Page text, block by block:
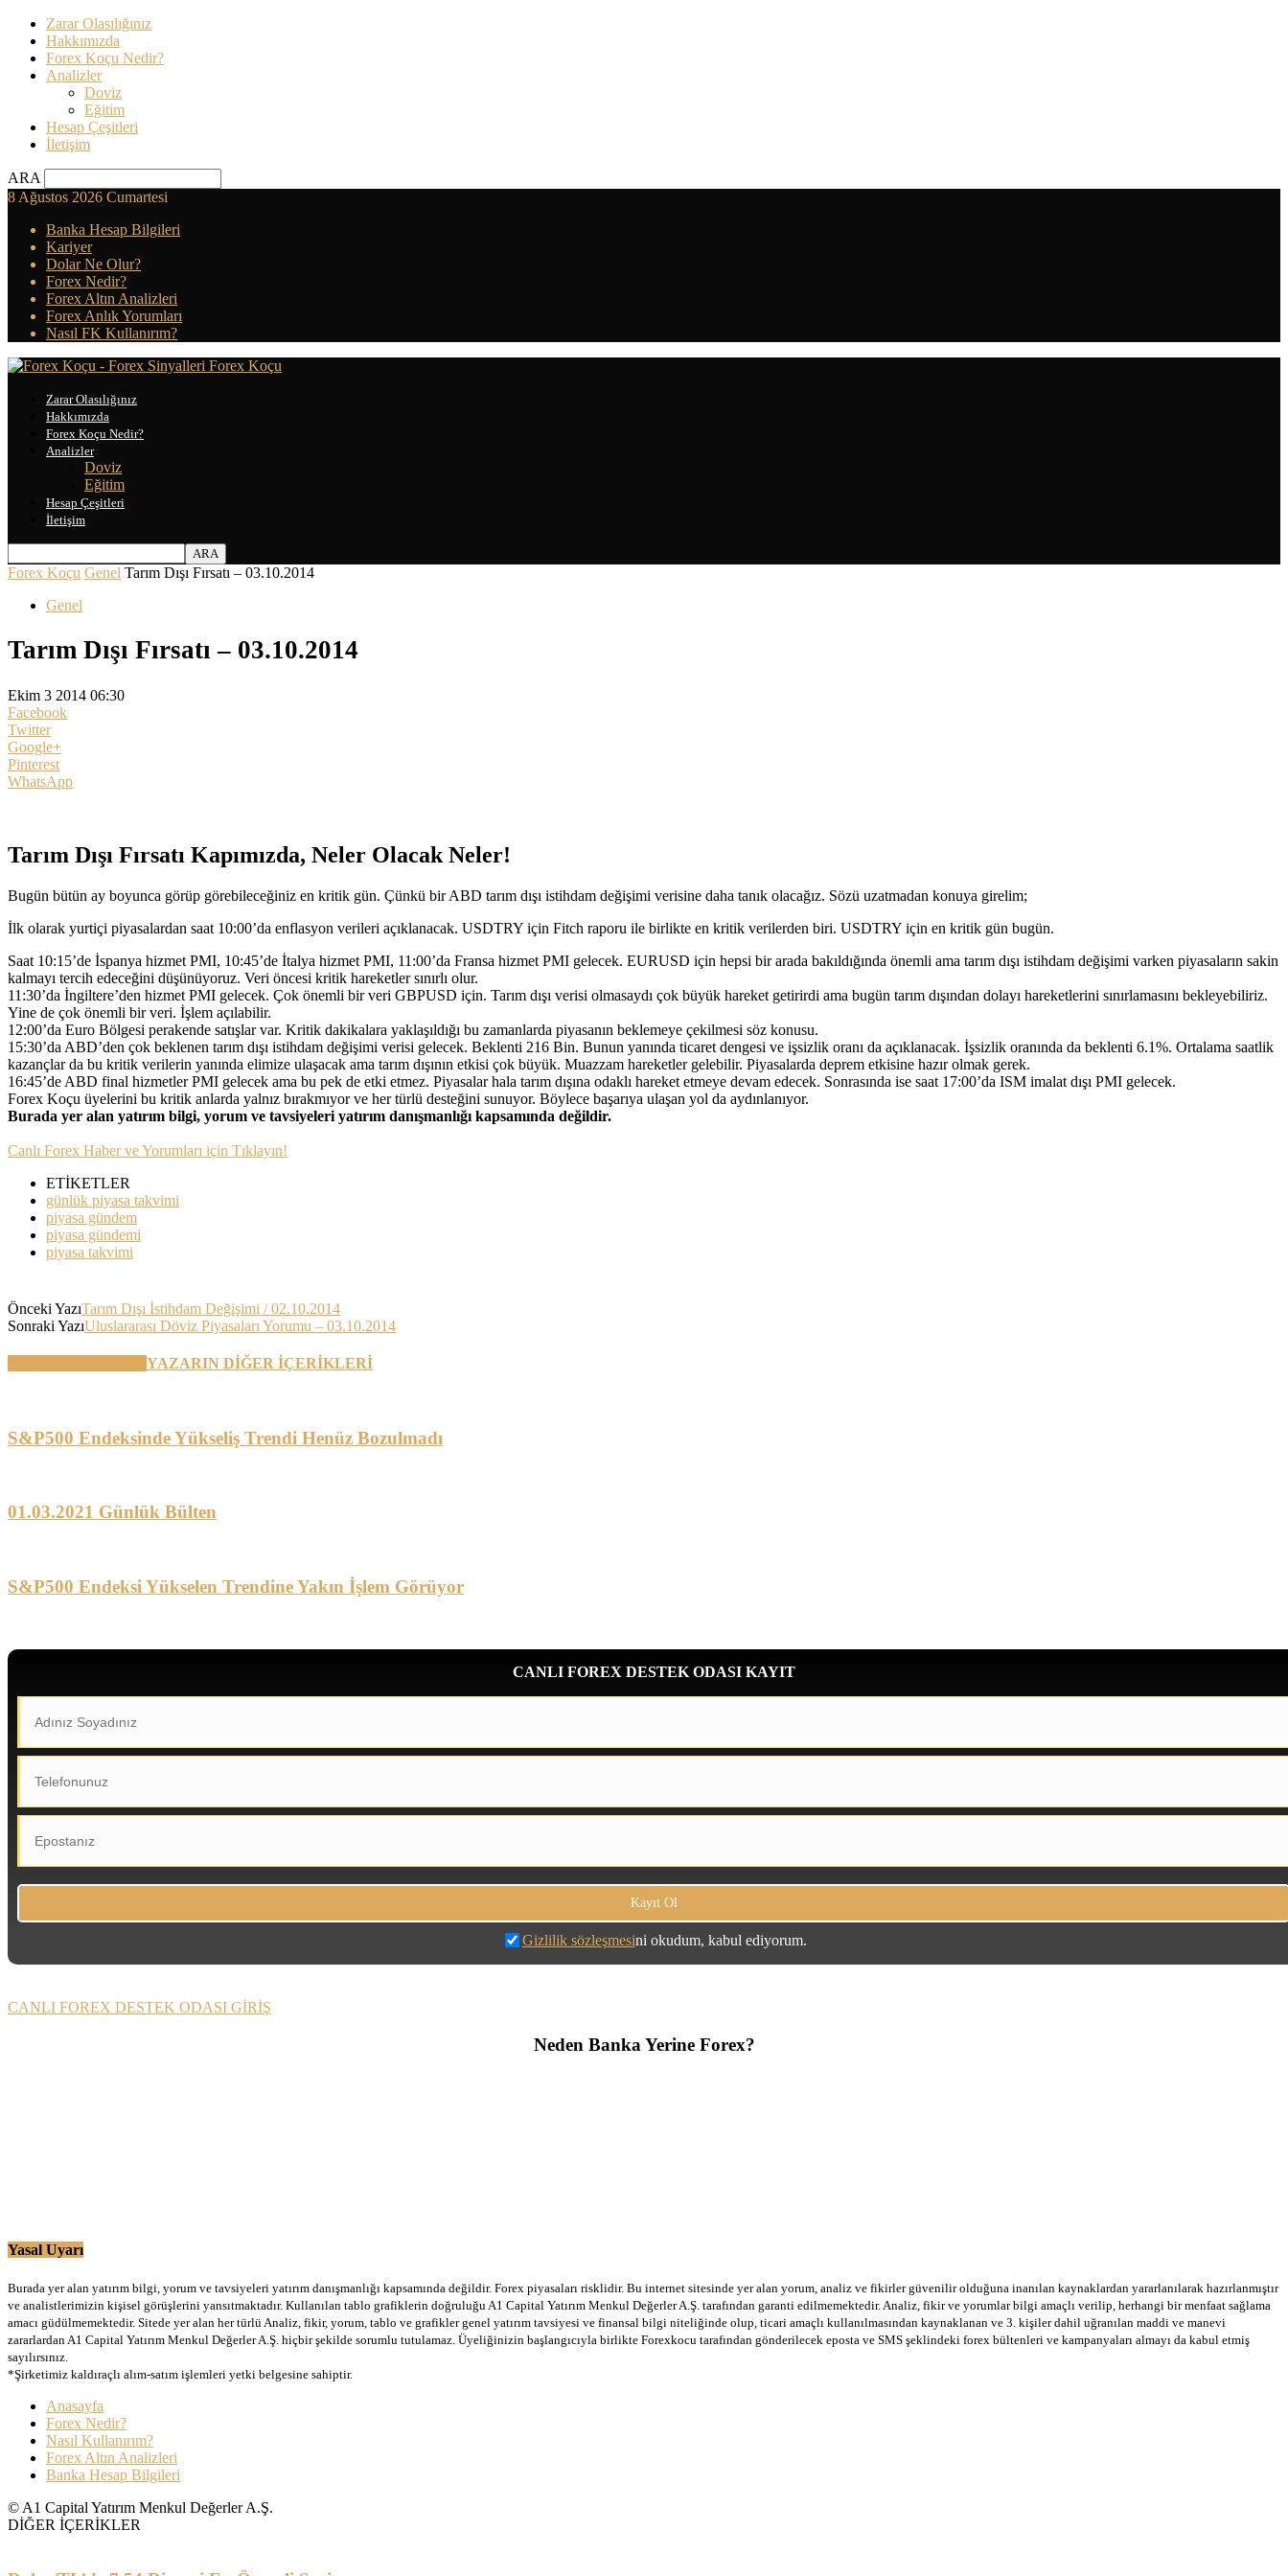
Zarar Olasılığınız
Hakkımızda
Forex Koçu Nedir?
Analizler
Doviz
Eğitim
Hesap Çeşitleri
İletişim
ARA
8 Ağustos 2026 Cumartesi
Banka Hesap Bilgileri
Kariyer
Dolar Ne Olur?
Forex Nedir?
Forex Altın Analizleri
Forex Anlık Yorumları
Nasıl FK Kullanırım?
Forex Koçu
Zarar Olasılığınız
Hakkımızda
Forex Koçu Nedir?
Analizler
Doviz
Eğitim
Hesap Çeşitleri
İletişim
Forex Koçu Genel Tarım Dışı Fırsatı – 03.10.2014
Genel
Tarım Dışı Fırsatı – 03.10.2014
Ekim 3 2014 06:30
Facebook
Twitter
Google+
Pinterest
WhatsApp
Tarım Dışı Fırsatı Kapımızda, Neler Olacak Neler!
Bugün bütün ay boyunca görüp görebileceğiniz en kritik gün. Çünkü bir ABD tarım dışı istihdam değişimi verisine daha tanık olacağız. Sözü uzatmadan konuya girelim;
İlk olarak yurtiçi piyasalardan saat 10:00’da enflasyon verileri açıklanacak. USDTRY için Fitch raporu ile birlikte en kritik verilerden biri. USDTRY için en kritik gün bugün.
Saat 10:15’de İspanya hizmet PMI, 10:45’de İtalya hizmet PMI, 11:00’da Fransa hizmet PMI gelecek. EURUSD için hepsi bir arada bakıldığında önemli ama tarım dışı istihdam değişimi varken piyasaların sakin
kalmayı tercih edeceğini düşünüyoruz. Veri öncesi kritik hareketler sınırlı olur.
11:30’da İngiltere’den hizmet PMI gelecek. Çok önemli bir veri GBPUSD için. Tarım dışı verisi olmasaydı çok büyük hareket getirirdi ama bugün tarım dışından dolayı hareketlerini sınırlamasını bekleyebiliriz.
Yine de çok önemli bir veri. İşlem açılabilir.
12:00’da Euro Bölgesi perakende satışlar var. Kritik dakikalara yaklaşıldığı bu zamanlarda piyasanın beklemeye çekilmesi söz konusu.
15:30’da ABD’den çok beklenen tarım dışı istihdam değişimi verisi gelecek. Beklenti 216 Bin. Bunun yanında ticaret dengesi ve işsizlik oranı da açıklanacak. İşsizlik oranında da beklenti 6.1%. Ortalama saatlik
kazançlar da bu kritik verilerin yanında elimize ulaşacak ama tarım dışının etkisi çok büyük. Muazzam hareketler gelebilir. Piyasalarda deprem etkisine hazır olmak gerek.
16:45’de ABD final hizmetler PMI gelecek ama bu pek de etki etmez. Piyasalar hala tarım dışına odaklı hareket etmeye devam edecek. Sonrasında ise saat 17:00’da ISM imalat dışı PMI gelecek.
Forex Koçu üyelerini bu kritik anlarda yalnız bırakmıyor ve her türlü desteğini sunuyor. Böylece başarıya ulaşan yol da aydınlanıyor.
Burada yer alan yatırım bilgi, yorum ve tavsiyeleri yatırım danışmanlığı kapsamında değildir.
Canlı Forex Haber ve Yorumları için Tıklayın!
ETİKETLER
günlük piyasa takvimi
piyasa gündem
piyasa gündemi
piyasa takvimi
Önceki YazıTarım Dışı İstihdam Değişimi / 02.10.2014
Sonraki YazıUluslararası Döviz Piyasaları Yorumu – 03.10.2014
YAZARIN DİĞER İÇERİKLERİ
S&P500 Endeksinde Yükseliş Trendi Henüz Bozulmadı
01.03.2021 Günlük Bülten
S&P500 Endeksi Yükselen Trendine Yakın İşlem Görüyor
CANLI FOREX DESTEK ODASI KAYIT
Gizlilik sözleşmesini okudum, kabul ediyorum.
CANLI FOREX DESTEK ODASI GİRİŞ
Neden Banka Yerine Forex?
Yasal Uyarı
Burada yer alan yatırım bilgi, yorum ve tavsiyeleri yatırım danışmanlığı kapsamında değildir. Forex piyasaları risklidir. Bu internet sitesinde yer alan yorum, analiz ve fikirler güvenilir olduğuna inanılan kaynaklardan yararlanılarak hazırlanmıştır
ve analistlerimizin kişisel görüşlerini yansıtmaktadır. Kullanılan tablo grafiklerin doğruluğu A1 Capital Yatırım Menkul Değerler A.Ş. tarafından garanti edilmemektedir. Analiz, fikir ve yorumlar bilgi amaçlı verilip, herhangi bir menfaat sağlama
amacı güdülmemektedir. Sitede yer alan her türlü Analiz, fikir, yorum, tablo ve grafikler genel yatırım tavsiyesi ve finansal bilgi niteliğinde olup, ticari amaçlı kullanılmasından kaynaklanan ve 3. kişiler dahil uğranılan maddi ve manevi
zararlardan A1 Capital Yatırım Menkul Değerler A.Ş. hiçbir şekilde sorumlu tutulamaz. Üyeliğinizin başlangıcıyla birlikte Forexkocu tarafından gönderilecek eposta ve SMS şeklindeki forex bültenleri ve kampanyaları almayı da kabul etmiş
sayılırsınız.
*Şirketimiz kaldıraçlı alım-satım işlemleri yetki belgesine sahiptir.
Anasayfa
Forex Nedir?
Nasıl Kullanırım?
Forex Altın Analizleri
Banka Hesap Bilgileri
© A1 Capital Yatırım Menkul Değerler A.Ş.
DİĞER İÇERİKLER